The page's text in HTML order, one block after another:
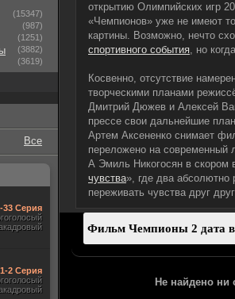
открытию Олимпийских игр
«Чемпионов» уже не имеют
картины. Возможно, нечто
спортивного события, но
Косвенно, отсутствие
творческими планами
Дмитрий Дюжев и Алексей
прессе свои дальнейшие
Артем Аксененко снимает
переложено на современный
А Эмиль Никогосян в скором
чувства», где два абсолютно
переживать чувства друг
Не найдено ни
(15347)
(987)
(1251)
(3882)
(3619)
Все
33 Серия
1-2 Серия